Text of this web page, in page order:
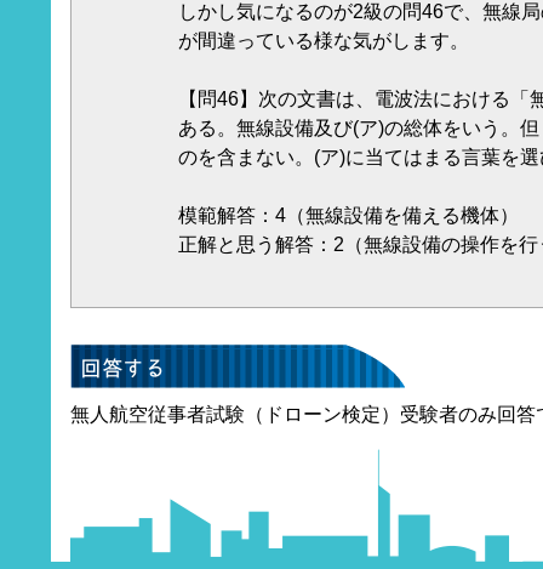
しかし気になるのが2級の問46で、無線
が間違っている様な気がします。
【問46】次の文書は、電波法における「
ある。無線設備及び(ア)の総体をいう。
のを含まない。(ア)に当てはまる言葉を
模範解答：4（無線設備を備える機体）
正解と思う解答：2（無線設備の操作を行
無人航空従事者試験（ドローン検定）受験者のみ回答